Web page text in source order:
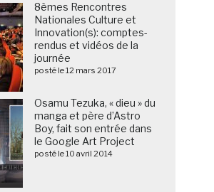
8èmes Rencontres
Nationales Culture et
Innovation(s): comptes-
rendus et vidéos de la
journée
posté le 12 mars 2017
Osamu Tezuka, « dieu » du
manga et père d’Astro
Boy, fait son entrée dans
le Google Art Project
posté le 10 avril 2014